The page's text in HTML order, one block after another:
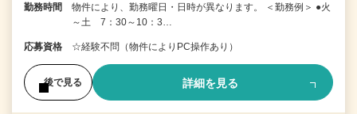
勤務時間
物件により、勤務曜日・日時が異なります。 ＜勤務例＞ ●火
～土 7：30～10：3…
応募資格 ☆経験不問（物件によりPC操作あり）
後で見る 詳細を見る